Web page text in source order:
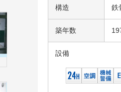
構造 鉄
築年数
設備